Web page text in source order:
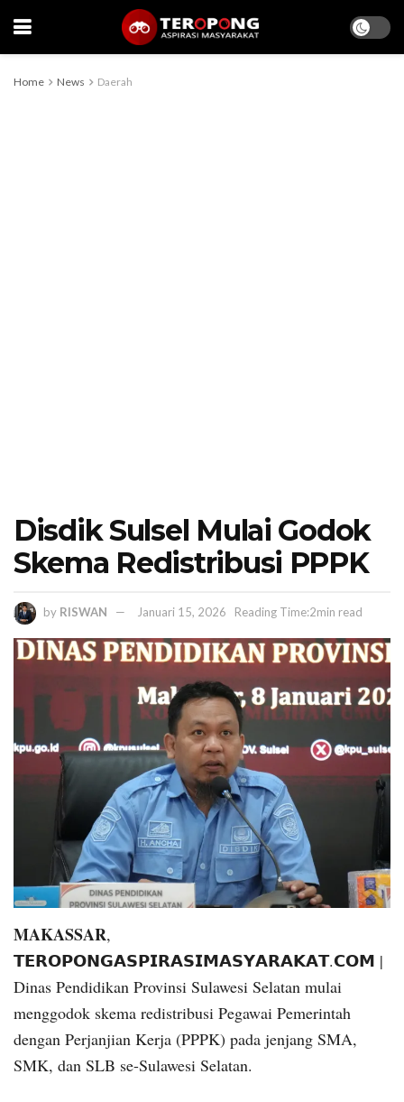
Home News Daerah
Disdik Sulsel Mulai Godok
Skema Redistribusi PPPK
by RISWAN Januari 15, 2026 Reading Time:2min read
MAKASSAR,
𝗧𝗘𝗥𝗢𝗣𝗢𝗡𝗚𝗔𝗦𝗣𝗜𝗥𝗔𝗦𝗜𝗠𝗔𝗦𝗬𝗔𝗥𝗔𝗞𝗔𝗧.𝗖𝗢𝗠 |
Dinas Pendidikan Provinsi Sulawesi Selatan mulai
menggodok skema redistribusi Pegawai Pemerintah
dengan Perjanjian Kerja (PPPK) pada jenjang SMA,
SMK, dan SLB se-Sulawesi Selatan.